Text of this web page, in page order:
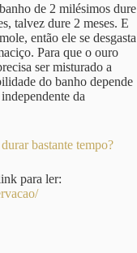
de 2 milésimos dure
talvez dure 2 meses. E
então ele se desgasta
Para que o ouro
ser misturado a
do banho depende
da
bastante tempo?
para ler: